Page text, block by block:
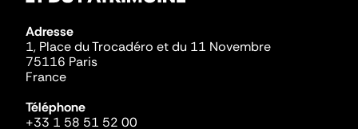
Adresse
1, Place du Trocadéro et du 11 Novembre
75116 Paris
France
Téléphone
+33 1 58 51 52 00